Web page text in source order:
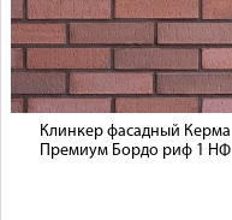
Клинкер фасадный Керма
Премиум Бордо риф 1 НФ